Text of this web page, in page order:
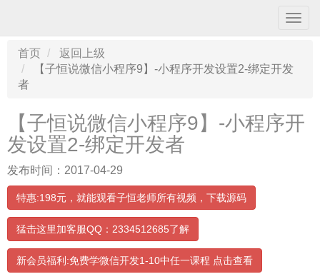
导
航
首页
返回上级
【子恒说微信小程序9】-小程序开发设置2-绑定开发
者
【子恒说微信小程序9】-小程序开
发设置2-绑定开发者
发布时间：2017-04-29
特惠:198元，就能观看子恒老师所有视频，下载源码
猛击这里加客服QQ：2334512685了解
新会员福利:免费学微信开发1-10中任一课程 点击查看
00:00:00 / 05:21